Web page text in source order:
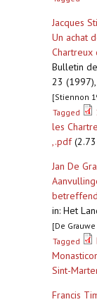
Jacques
Un achat
Bulletin
23
[Stiennon
Tagged
les
,.pdf(2.73
Jan De
in: Het
[De Grauwe
Tagged
Sint-
Francis